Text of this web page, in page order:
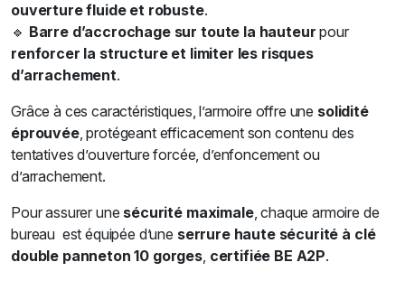
ouverture fluide et robuste.
🔹 Barre d’accrochage sur toute la hauteur pour
renforcer la structure et limiter les risques
d’arrachement.
Grâce à ces caractéristiques, l’armoire offre une solidité
éprouvée, protégeant efficacement son contenu des
tentatives d’ouverture forcée, d’enfoncement ou
d’arrachement.
Pour assurer une sécurité maximale, chaque armoire de
bureau est équipée d’une serrure haute sécurité à clé
double panneton 10 gorges, certifiée BE A2P.